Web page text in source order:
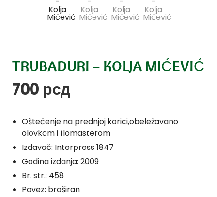
TRUBADURI – KOLJA MIĆEVIĆ
700 рсд
Oštećenje na prednjoj korici,obeležavano
olovkom i flomasterom
Izdavač: Interpress 1847
Godina izdanja: 2009
Br. str.: 458
Povez: broširan